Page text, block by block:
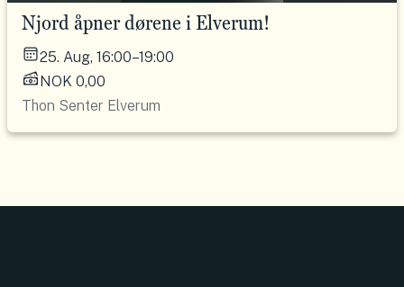
Njord åpner dørene i Elverum!
25. Aug, 16:00–19:00
NOK 0,00
Thon Senter Elverum